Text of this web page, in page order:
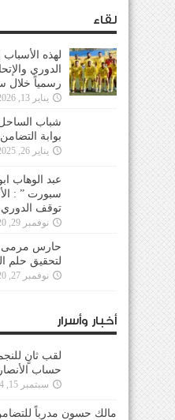
لقاء
لهذه
الدوري
رسمياً خلال
يناير 13, 2026
شباب
بوابة
يناير 26, 2025
عبد الوهاب
سبورت ” :
توقف الدوري
نوفمبر 29, 2020
حارس مرمى
لتحقيق حلم
نوفمبر 27, 2020
أخبار وأسرار
لقب ثانٍ
حساب الأنصار
سبتمبر 15, 2024
مالك حسون مدرباً